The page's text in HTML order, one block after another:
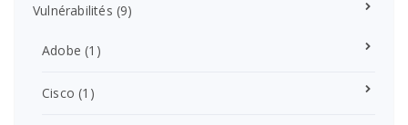
Vulnérabilités (9)
Adobe (1)
Cisco (1)